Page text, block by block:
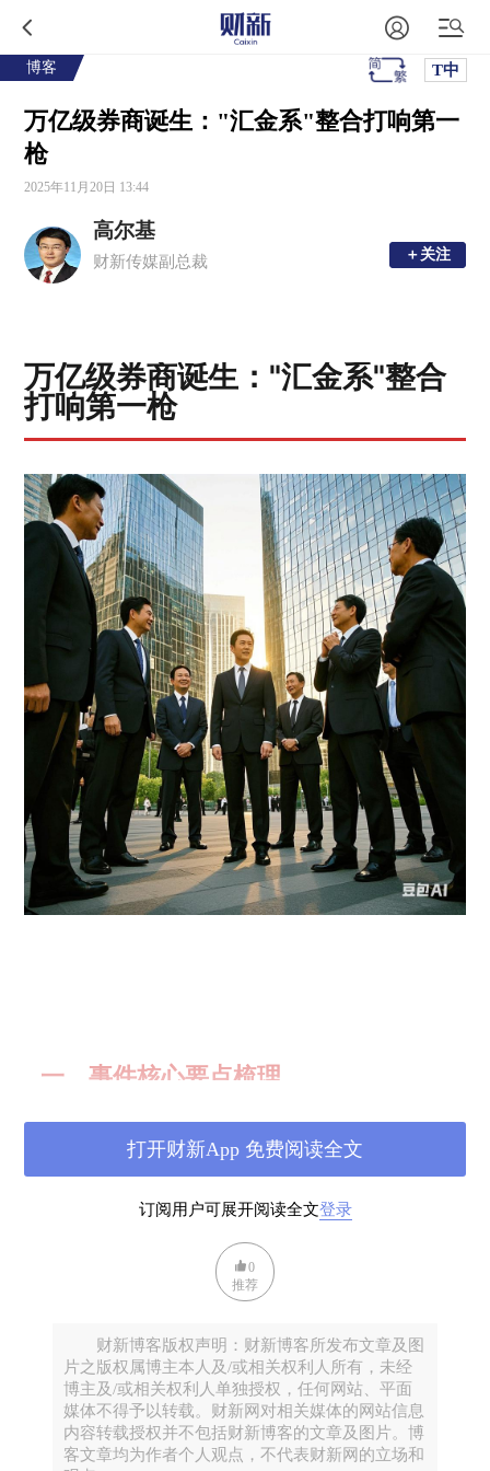
博客 T中
万亿级券商诞生："汇金系"整合打响第一
枪
2025年11月20日 13:44
高尔基
财新传媒副总裁 ＋关注
＋关注
万亿级券商诞生："汇金系"整合
打响第一枪
一、事件核心要点梳理
2025年11月19日晚，证券行业迎来年度最重磅并购案。
中金公司公告将以换股吸收合并方式，同时并购东兴证券
步停牌，预计不超过25个交易日[10]。交易完成后，中金
1.01万亿元，成为业内第四家"万亿级"上市
券商，这场"一吃二"的资本运作，标志着汇金系券商整合
这场合并的深层逻辑源于2025年6月的一场股权变动。当
月，中央汇金正式接管中国信达、东方资产、长城资产三
大AMC，借此间接控股信达证券（中国信达持股
78.67%）和东兴证券（东方资产持股45%）[4]。加上原
订阅用户可展开阅读全文登录
打开财新App 免费阅读全文
0
推荐
财新博客版权声明：财新博客所发布文章及图
片之版权属博主本人及/或相关权利人所有，未经
博主及/或相关权利人单独授权，任何网站、平面
媒体不得予以转载。财新网对相关媒体的网站信息
内容转载授权并不包括财新博客的文章及图片。博
客文章均为作者个人观点，不代表财新网的立场和